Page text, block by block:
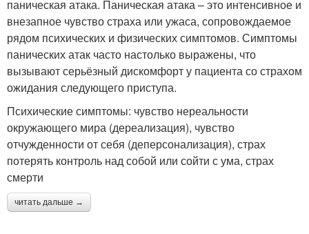
паническая атака. Паническая атака – это интенсивное и
внезапное чувство страха или ужаса, сопровождаемое
рядом психических и физических симптомов. Симптомы
панических атак часто настолько выражены, что
вызывают серьёзный дискомфорт у пациента со страхом
ожидания следующего приступа.
Психические симптомы: чувство нереальности
окружающего мира (дереализация), чувство
отчужденности от себя (деперсонализация), страх
потерять контроль над собой или сойти с ума, страх
смерти
читать дальше →